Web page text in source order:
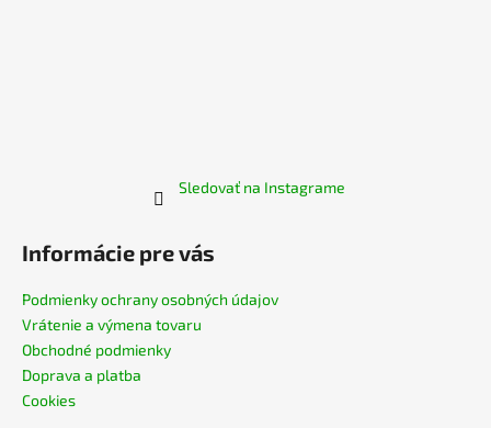
Sledovať na Instagrame
Informácie pre vás
Podmienky ochrany osobných údajov
Vrátenie a výmena tovaru
Obchodné podmienky
Doprava a platba
Cookies